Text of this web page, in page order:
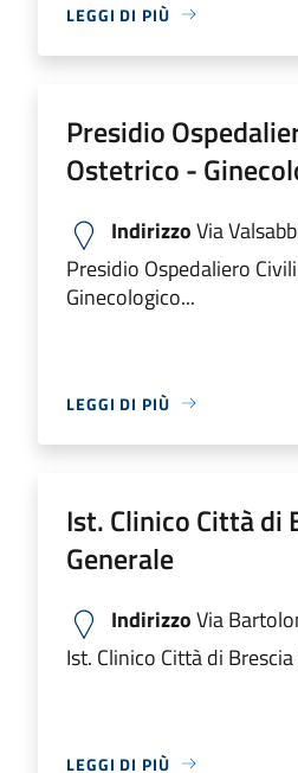
LEGGI DI PIÙ
Presidio
Ostetrico -
IndirizzoVia
Presidio Ospedaliero
Ginecologico...
LEGGI DI PIÙ
Ist. Clinico Città di
Generale
IndirizzoVia
Ist. Clinico Città di Brescia
LEGGI DI PIÙ